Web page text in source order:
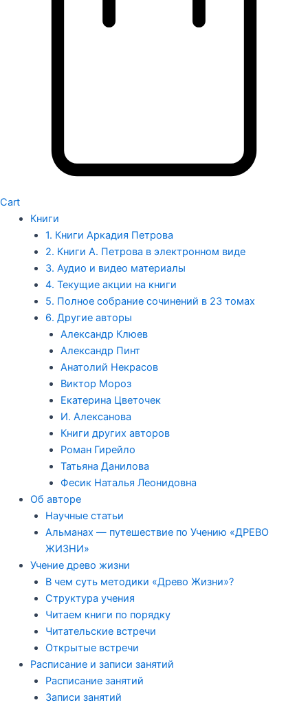
Cart
Книги
1. Книги Аркадия Петрова
2. Книги А. Петрова в электронном виде
3. Аудио и видео материалы
4. Текущие акции на книги
5. Полное собрание сочинений в 23 томах
6. Другие авторы
Александр Клюев
Александр Пинт
Анатолий Некрасов
Виктор Мороз
Екатерина Цветочек
И. Алексанова
Книги других авторов
Роман Гирейло
Татьяна Данилова
Фесик Наталья Леонидовна
Об авторе
Научные статьи
Альманах — путешествие по Учению «ДРЕВО
ЖИЗНИ»
Учение древо жизни
В чем суть методики «Древо Жизни»?
Структура учения
Читаем книги по порядку
Читательские встречи
Открытые встречи
Расписание и записи занятий
Расписание занятий
Записи занятий